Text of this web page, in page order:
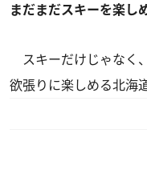
まだまだスキーを楽し
スキーだけじゃなく
欲張りに楽しめる北海